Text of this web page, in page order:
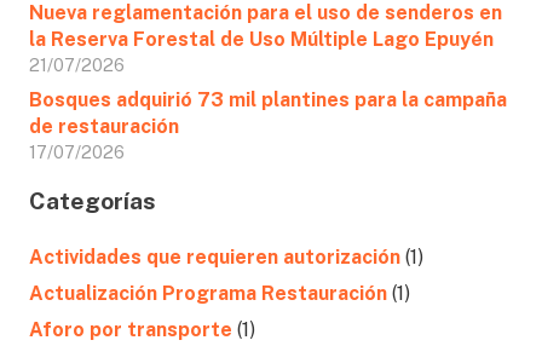
Nueva reglamentación para el uso de senderos en
la Reserva Forestal de Uso Múltiple Lago Epuyén
21/07/2026
Bosques adquirió 73 mil plantines para la campaña
de restauración
17/07/2026
Categorías
Actividades que requieren autorización (1)
Actualización Programa Restauración (1)
Aforo por transporte (1)